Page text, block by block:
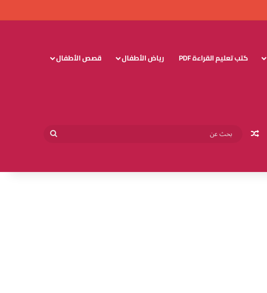
كتب تعليم القراءة PDF رياض الأطفال قصص الأطفال
مقال عشوائي